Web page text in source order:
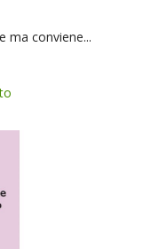
ma conviene...